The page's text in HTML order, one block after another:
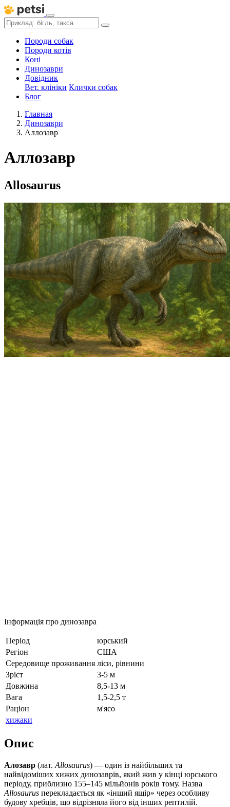
Породи собак
Породи котів
Коні
Динозаври
Довідник
Вет. клініки Клички собак
Блог
Главная
Динозаври
Аллозавр
Аллозавр
Allosaurus
Інформація про динозавра
Період
юрський
Регіон
США
Середовище проживання ліси, рівнини
Зріст
3-5 м
Довжина
8,5-13 м
Вага
1,5-2,5 т
Раціон
м'ясо
хижаки
Опис
Алозавр (лат. Allosaurus) — один із найбільших та
найвідоміших хижих динозаврів, який жив у кінці юрського
періоду, приблизно 155–145 мільйонів років тому. Назва
Allosaurus перекладається як «інший ящір» через особливу
будову хребців, що відрізняла його від інших рептилій.